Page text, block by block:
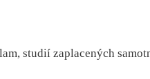
studií zaplacených